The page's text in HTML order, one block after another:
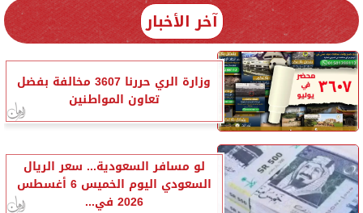
آخر الأخبار
وزارة الري حررنا 3607 مخالفة بفضل
تعاون المواطنين
لو مسافر السعودية... سعر الريال
السعودي اليوم الخميس 6 أغسطس
2026 في...